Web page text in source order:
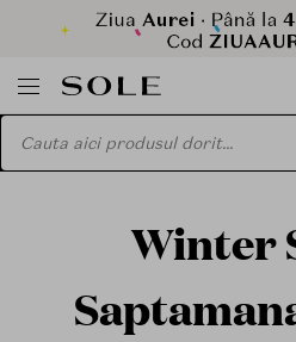
Winter